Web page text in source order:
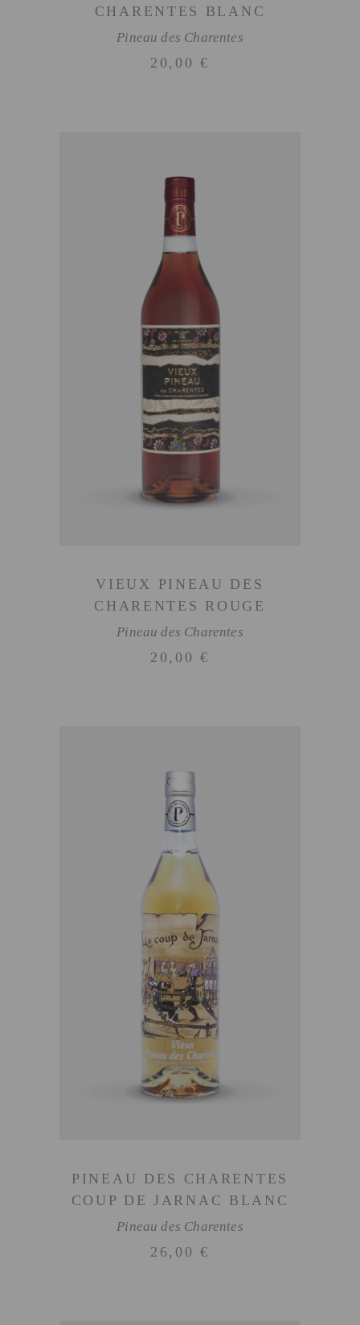
CHARENTES BLANC
Pineau des Charentes
20,00€
AJOUTER AU PANIER
VIEUX PINEAU DES
CHARENTES ROUGE
Pineau des Charentes
20,00€
AJOUTER AU PANIER
PINEAU DES CHARENTES
COUP DE JARNAC BLANC
Pineau des Charentes
26,00€